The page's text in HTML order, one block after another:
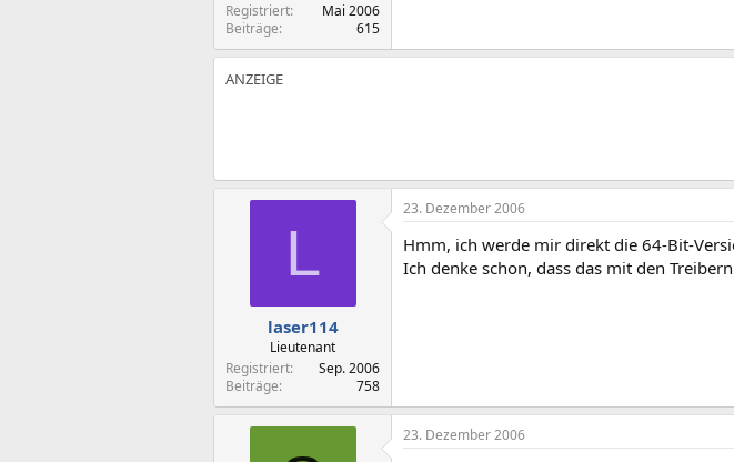
Registriert
Mai 2006
Beiträge
615
L
laser114
Lieutenant
Registriert
Sep. 2006
Beiträge
758
23. Dezember 2006
Hmm, ich werde mir direkt die 64-Bit-
Ich denke schon, dass das mit den
23. Dezember 2006